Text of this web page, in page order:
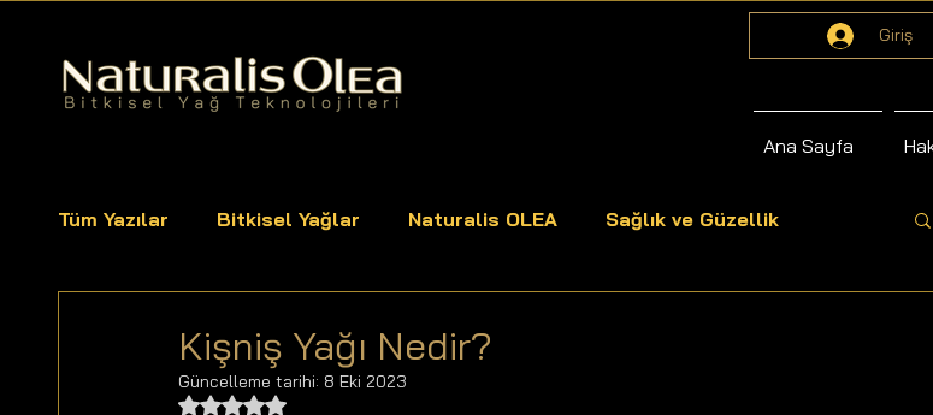
Giriş
Ana Sayfa
Tüm Yazılar Bitkisel Yağlar Naturalis OLEA Sağlık ve Güzellik
Kişniş Yağı Nedir?
Güncelleme tarihi: 8 Eki 2023
5 üzerinden NaN yıldız